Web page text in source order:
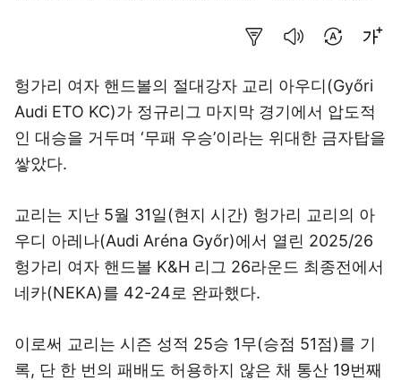
헝가리 여자 핸드볼의 절대강자 교리 아우디(Győri
Audi ETO KC)가 정규리그 마지막 경기에서 압도적
인 대승을 거두며 ‘무패 우승’이라는 위대한 금자탑을
쌓았다.
교리는 지난 5월 31일(현지 시간) 헝가리 교리의 아
우디 아레나(Audi Aréna Győr)에서 열린 2025/26
헝가리 여자 핸드볼 K&H 리그 26라운드 최종전에서
네카(NEKA)를 42-24로 완파했다.
이로써 교리는 시즌 성적 25승 1무(승점 51점)를 기
록, 단 한 번의 패배도 허용하지 않은 채 통산 19번째